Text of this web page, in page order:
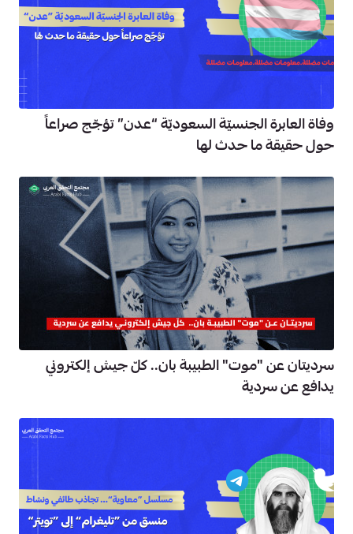
وفاة العابرة الجنسيّة السعوديّة “عدن” تؤجّج صراعاً
حول حقيقة ما حدث لها
سرديتان عن "موت" الطبيبة بان.. كلّ جيش إلكتروني
يدافع عن سردية